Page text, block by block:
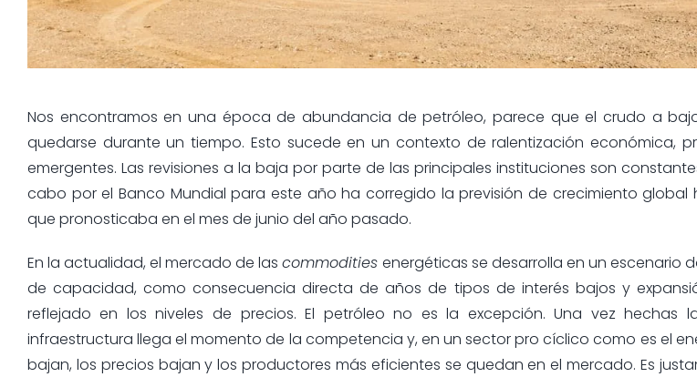
Nos encontramos en una época de abundancia de petróleo, parece que el crudo a
quedarse durante un tiempo. Esto sucede en un contexto de ralentización económica,
emergentes. Las revisiones a la baja por parte de las principales instituciones son
cabo por el Banco Mundial para este año ha corregido la previsión de crecimiento global
que pronosticaba en el mes de junio del año pasado.
En la actualidad, el mercado de lascommodities energéticas se desarrolla en un escenario
de capacidad, como consecuencia directa de años de tipos de interés bajos y
reflejado en los niveles de precios. El petróleo no es la excepción. Una vez hechas
infraestructura llega el momento de la competencia y, en un sector pro cíclico como es el
bajan, los precios bajan y los productores más eficientes se quedan en el mercado. Es